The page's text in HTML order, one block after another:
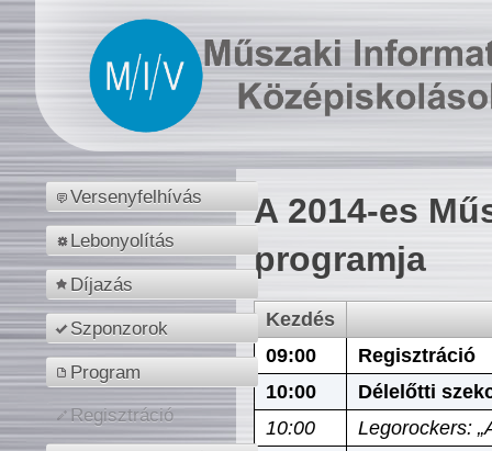
Versenyfelhívás
Lebonyolítás
Díjazás
Szponzorok
Program
Regisztráció
A 2014-es
programja
Kezdés
09:00
Regisztráció
10:00
Délelőtti
10:00
Legorockers: